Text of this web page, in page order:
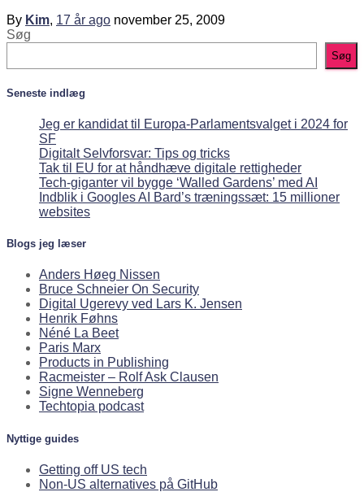
By Kim, 17 år ago november 25, 2009
Søg
Søg
Seneste indlæg
Jeg er kandidat til Europa-Parlamentsvalget i 2024 for
SF
Digitalt Selvforsvar: Tips og tricks
Tak til EU for at håndhæve digitale rettigheder
Tech-giganter vil bygge ‘Walled Gardens’ med AI
Indblik i Googles AI Bard’s træningssæt: 15 millioner
websites
Blogs jeg læser
Anders Høeg Nissen
Bruce Schneier On Security
Digital Ugerevy ved Lars K. Jensen
Henrik Føhns
Néné La Beet
Paris Marx
Products in Publishing
Racmeister – Rolf Ask Clausen
Signe Wenneberg
Techtopia podcast
Nyttige guides
Getting off US tech
Non-US alternatives på GitHub